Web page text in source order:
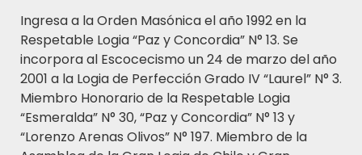
Ingresa a la Orden Masónica el año 1992 en la
Respetable Logia “Paz y Concordia” N° 13. Se
incorpora al Escocecismo un 24 de marzo del año
2001 a la Logia de Perfección Grado IV “Laurel” N° 3.
Miembro Honorario de la Respetable Logia
“Esmeralda” N° 30, “Paz y Concordia” N° 13 y
“Lorenzo Arenas Olivos” N° 197. Miembro de la